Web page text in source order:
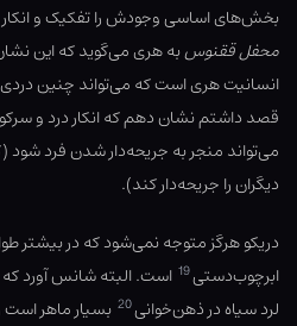
بخش‌‌های اساسی وجودش را تفکیک و انکار
محفل ققنوسبه هری می‌گوید که این
انسانیت هری است که می‌تواند چنین دردی
قصد داشتم نشان دهم که انکار درد و
می‌تواند منجر به جریحه‌دار شدن فرد شود
دیگران را جریحه‌دار کند).
دریکو هرگز متوجه نمی‌شود که در بیشتر
ابرچوب‌دستی19
است. البته شانس آورد که
لرد سیاه در ذهن‌خوانی
بسیار ماهر است و